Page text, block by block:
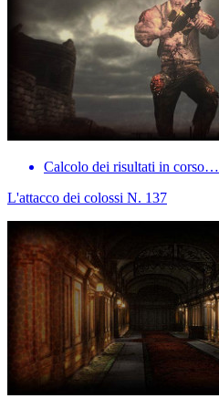
Calcolo dei risultati in corso…
L'attacco dei colossi N. 137